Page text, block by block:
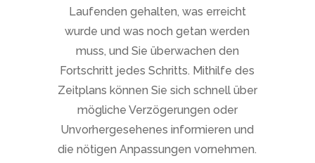
Laufenden gehalten, was erreicht
wurde und was noch getan werden
muss, und Sie überwachen den
Fortschritt jedes Schritts. Mithilfe des
Zeitplans können Sie sich schnell über
mögliche Verzögerungen oder
Unvorhergesehenes informieren und
die nötigen Anpassungen vornehmen.